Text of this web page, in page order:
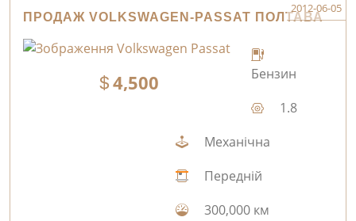
ПРОДАЖ VOLKSWAGEN-PASSAT ПОЛТАВА
2012-06-05
4,500
Бензин
1.8
Механічна
Передній
300,000 км